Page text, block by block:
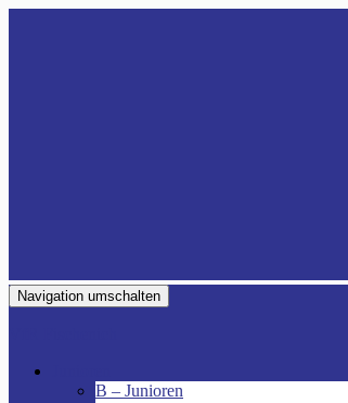
Navigation umschalten
B – Junioren